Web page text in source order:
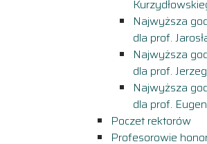
Najwyższa
dla prof.
Najwyższa
dla prof.
Najwyższa
dla prof.
Poczet rektorów
Profesorowie